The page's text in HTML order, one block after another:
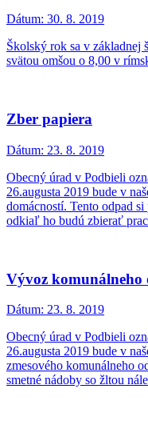
Dátum: 30. 8. 2019
Školský rok sa v základnej
svätou omšou o 8,00 v
Zber papiera
Dátum: 23. 8. 2019
Obecný úrad v Podbieli
26.augusta 2019 bude v
domácností. Tento odpad
odkiaľ ho budú zbierať
Vývoz komunálneho
Dátum: 23. 8. 2019
Obecný úrad v Podbieli
26.augusta 2019 bude v
zmesového komunálneho
smetné nádoby so žltou